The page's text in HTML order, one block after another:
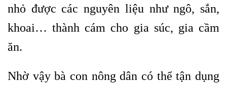
nhỏ được các nguyên liệu như ngô, sắn,
khoai… thành cám cho gia súc, gia cầm
ăn.
Nhờ vậy bà con nông dân có thể tận dụng